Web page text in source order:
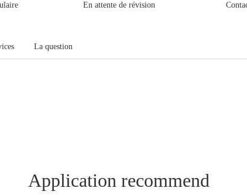
En attente de révision
La question
Application recommend